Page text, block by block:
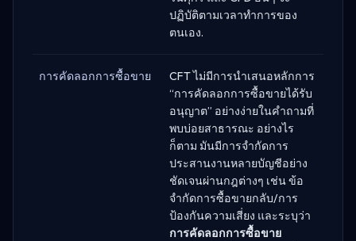
ปฏิบัติตามเวลาทำการของ
ตนเอง.
การคัดลอกการซื้อขาย
CFT ไม่มีการนำเสนอหลักการ
“การคัดลอกการซื้อขายได้รับ
อนุญาต” อย่างง่ายในคำถามที่
พบบ่อยสาธารณะ อย่างไร
ก็ตาม มันมีการจำกัดการ
ประสานงานหลายบัญชีอย่าง
ชัดเจนผ่านกฎต่างๆ เช่น ข้อ
จำกัดการซื้อขายกลับ/การ
ป้องกันความเสี่ยง และระบุว่า
การคัดลอกการซื้อขาย